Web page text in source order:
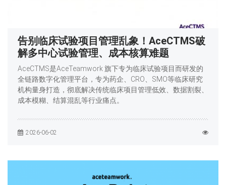
告别临床试验项目管理乱象！AceCTMS破
解多中心试验管理、成本核算难题
AceCTMS是AceTeamwork 旗下专为临床试验项目而研发的
全链路数字化管理平台，专为药企、CRO、SMO等临床研究
机构量身打造，彻底解决传统临床项目管理低效、数据割裂、
成本模糊、结算混乱等行业痛点。
2026-06-02